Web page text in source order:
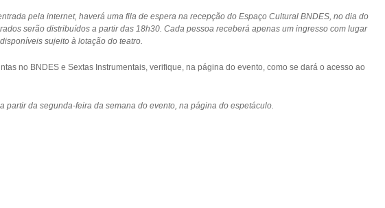
pela internet, haverá uma fila de espera na recepção do Espaço Cultural BNDES, no dia do
serão distribuídos a partir das 18h30. Cada pessoa receberá apenas um ingresso com lugar
sujeito à lotação do teatro.
no BNDES e Sextas Instrumentais, verifique, na página do evento, como se dará o acesso ao
partir da segunda-feira da semana do evento, na página do espetáculo.